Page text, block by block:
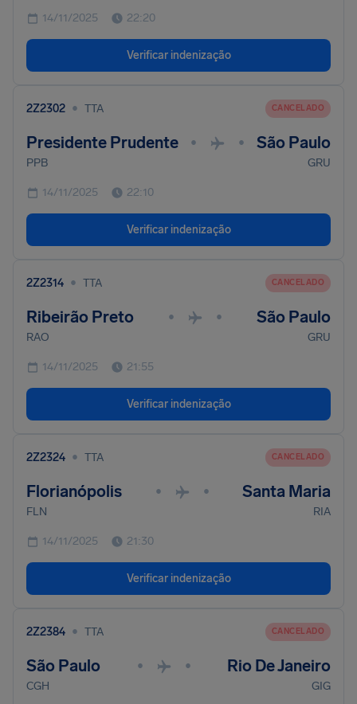
14/11/2025 22:20
Verificar indenização
2Z2302 • TTA CANCELADO
Presidente Prudente • • São Paulo
PPB GRU
14/11/2025 22:10
Verificar indenização
2Z2314 • TTA CANCELADO
Ribeirão Preto • • São Paulo
RAO GRU
14/11/2025 21:55
Verificar indenização
2Z2324 • TTA CANCELADO
Florianópolis • • Santa Maria
FLN RIA
14/11/2025 21:30
Verificar indenização
2Z2384 • TTA CANCELADO
São Paulo • • Rio De Janeiro
CGH GIG